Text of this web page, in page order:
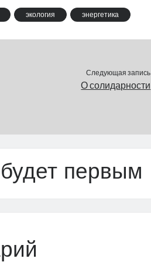
экология энергетика
Следующая запись
О солидарности
первым